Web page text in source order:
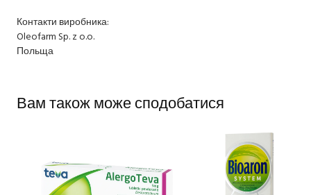
Контакти виробника:
Oleofarm Sp. z o.o.
Польща
Вам також може сподобатися